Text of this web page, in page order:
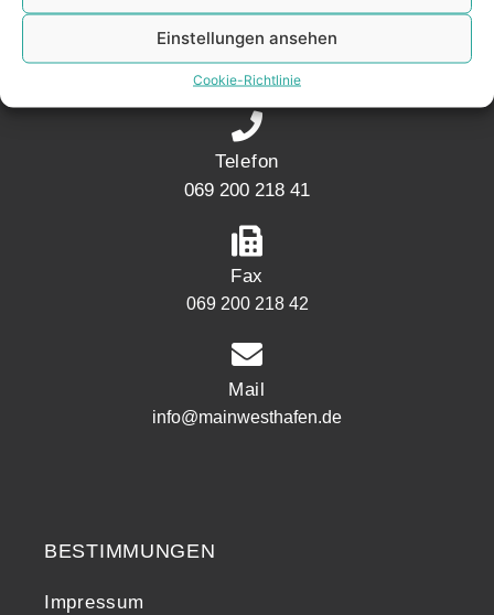
Einstellungen ansehen
Cookie-Richtlinie
Adresse
Mainwesthafen Immobilien Speicherstraße 5
60327 Frankfurt
Telefon
069 200 218 41
Fax
069 200 218 42
Mail
info@mainwesthafen.de
BESTIMMUNGEN
Impressum